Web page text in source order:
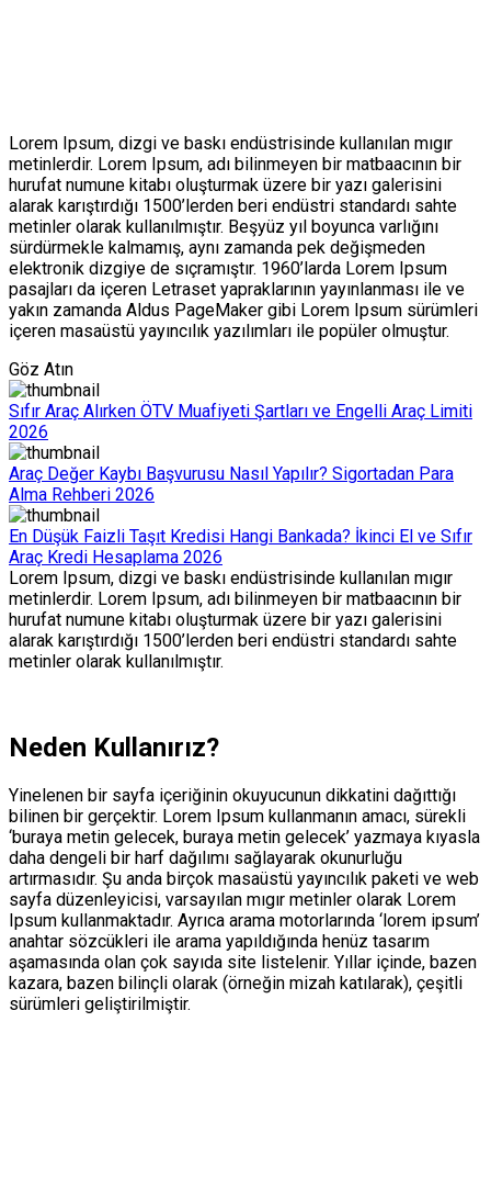
Lorem Ipsum, dizgi ve baskı endüstrisinde kullanılan mıgır
metinlerdir. Lorem Ipsum, adı bilinmeyen bir matbaacının bir
hurufat numune kitabı oluşturmak üzere bir yazı galerisini
alarak karıştırdığı 1500’lerden beri endüstri standardı sahte
metinler olarak kullanılmıştır. Beşyüz yıl boyunca varlığını
sürdürmekle kalmamış, aynı zamanda pek değişmeden
elektronik dizgiye de sıçramıştır. 1960’larda Lorem Ipsum
pasajları da içeren Letraset yapraklarının yayınlanması ile ve
yakın zamanda Aldus PageMaker gibi Lorem Ipsum sürümleri
içeren masaüstü yayıncılık yazılımları ile popüler olmuştur.
Göz Atın
Sıfır Araç Alırken ÖTV Muafiyeti Şartları ve Engelli Araç Limiti
2026
Araç Değer Kaybı Başvurusu Nasıl Yapılır? Sigortadan Para
Alma Rehberi 2026
En Düşük Faizli Taşıt Kredisi Hangi Bankada? İkinci El ve Sıfır
Araç Kredi Hesaplama 2026
Lorem Ipsum, dizgi ve baskı endüstrisinde kullanılan mıgır
metinlerdir. Lorem Ipsum, adı bilinmeyen bir matbaacının bir
hurufat numune kitabı oluşturmak üzere bir yazı galerisini
alarak karıştırdığı 1500’lerden beri endüstri standardı sahte
metinler olarak kullanılmıştır.
Neden Kullanırız?
Yinelenen bir sayfa içeriğinin okuyucunun dikkatini dağıttığı
bilinen bir gerçektir. Lorem Ipsum kullanmanın amacı, sürekli
‘buraya metin gelecek, buraya metin gelecek’ yazmaya kıyasla
daha dengeli bir harf dağılımı sağlayarak okunurluğu
artırmasıdır. Şu anda birçok masaüstü yayıncılık paketi ve web
sayfa düzenleyicisi, varsayılan mıgır metinler olarak Lorem
Ipsum kullanmaktadır. Ayrıca arama motorlarında ‘lorem ipsum’
anahtar sözcükleri ile arama yapıldığında henüz tasarım
aşamasında olan çok sayıda site listelenir. Yıllar içinde, bazen
kazara, bazen bilinçli olarak (örneğin mizah katılarak), çeşitli
sürümleri geliştirilmiştir.